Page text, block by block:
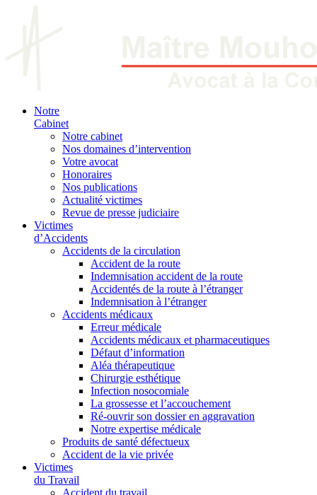
Notre
Cabinet
Notre cabinet
Nos domaines d’intervention
Votre avocat
Honoraires
Nos publications
Actualité victimes
Revue de presse judiciaire
Victimes
d’Accidents
Accidents de la circulation
Accident de la route
Indemnisation accident de la route
Accidentés de la route à l’étranger
Indemnisation à l’étranger
Accidents médicaux
Erreur médicale
Accidents médicaux et pharmaceutiques
Défaut d’information
Aléa thérapeutique
Chirurgie esthétique
Infection nosocomiale
La grossesse et l’accouchement
Ré-ouvrir son dossier en aggravation
Notre expertise médicale
Produits de santé défectueux
Accident de la vie privée
Victimes
du Travail
Accident du travail